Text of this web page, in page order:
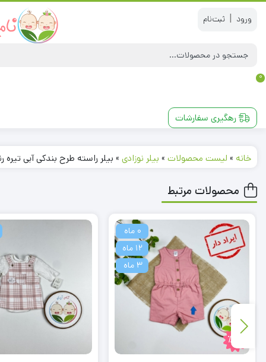
|
0
رهگیری سفارشات
خانه » لیست محصولات » بیلر نوزادی » بیلر راسته طرح بندکی آبی تیره
محصولات مرتبط
٪50
0 ماه
12 ماه
3 ماه